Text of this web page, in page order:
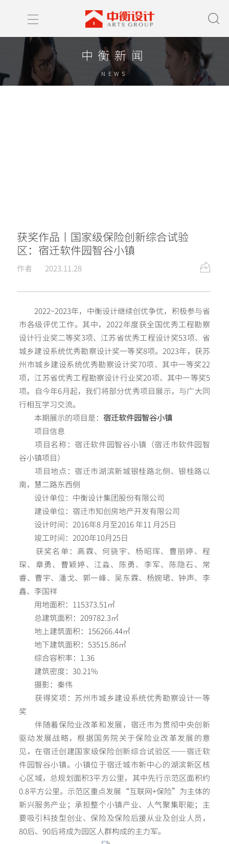
中衡新闻
NEWS
获奖作品丨国家级保险创新综合试验
区：宿迁软件园智谷小镇
作者 2023.11.28
2022~2023年，中衡设计继续创优争优，积极参与省
市各级评优工作。其中，2022年度获全国优秀工程勘察
设计行业奖二等奖3项、江苏省优秀工程设计奖53项、省
城乡建设系统优秀勘察设计奖一等奖8项。2023年，获苏
州市城乡建设系统优秀勘察设计奖70项、其中一等奖22
项，江苏省优秀工程勘察设计行业奖20项、其中一等奖5
项。自今年6月起，我们将部分优秀项目展示，与广大同
行相互学习交流。
本期展示的项目是：宿迁软件园智谷小镇
项目信息
项目名称：宿迁软件园智谷小镇（宿迁市软件园智
谷小镇项目）
项目地点：宿迁市湖滨新城银桂路北侧、银桂路以
南，慧二路东西侧
设计单位：中衡设计集团股份有限公司
建设单位：宿迁市知创房地产开发有限公司
设计时间：2016年8 月至2016 年11 月25日
竣工时间：2020年10月25日
获奖名单：高霖、何骁宇、杨昭珲、曹丽婷、程
琛、章勇、曹颖婷、江淼、陈勇、李军、陈隐石、常
睿、曹宇、潘戈、郭一峰、吴东霖、杨婉珺、钟声、李
鑫、李国祥
用地面积：115373.51㎡
总建筑面积：209782.3㎡
地上建筑面积：156266.44㎡
地下建筑面积：53515.86㎡
综合容积率：1.36
建筑密度：30.21%
摄影：秦伟
获得奖项：苏州市城乡建设系统优秀勘察设计一等
奖
伴随着保险业改革和发展，宿迁市为贯彻中央创新
驱动发展战略，根据国务院关于保险业改革发展的意
见，在宿迁创建国家级保险创新综合试验区——宿迁软
件园智谷小镇。小镇位于宿迁城市新中心的湖滨新区核
心区域，总规划面积3平方公里，其中先行示范区面积约
0.8平方公里。示范区重点发展“互联网+保险”为主体的
新兴服务产业；承担整个小镇产业、人气聚集职能；主
要吸引科技型创业、保险及保险后援从业及创业人员，
80后、90后将成为园区人群构成的主力军。